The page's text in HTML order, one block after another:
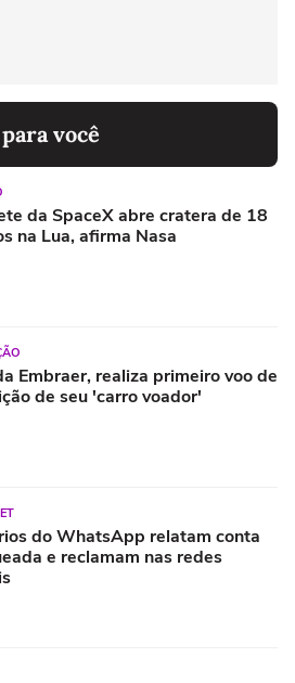
você
da SpaceX abre cratera de 18
na Lua, afirma Nasa
Embraer, realiza primeiro voo de
de seu 'carro voador'
do WhatsApp relatam conta
e reclamam nas redes